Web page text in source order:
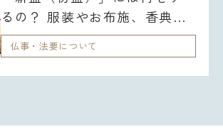
るの？ 服装やお布施、香典
（御提灯料）、香典のお返し
は？
仏事・法要について